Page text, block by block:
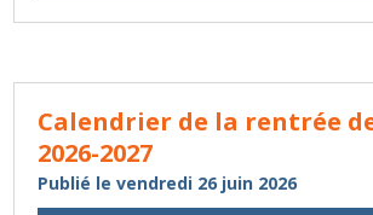
Calendrier de la rentrée
2026-2027
Publié le vendredi 26 juin 2026